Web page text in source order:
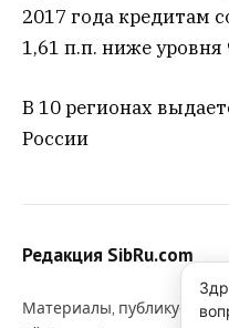
2017 года кредитам
1,61 п.п. ниже уровня
В 10 регионах
России
Редакция SibRu.com
Материалы, публикуемые